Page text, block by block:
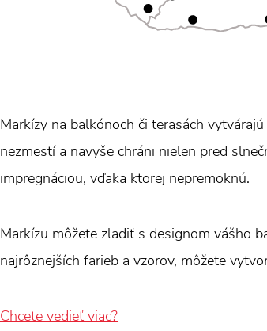
Markízy na balkónoch či terasách
nezmestí a navyše chráni nielen pred
impregnáciou, vďaka ktorej nepremoknú.
Markízu môžete zladiť s designom vášho
najrôznejších farieb a vzorov, môžete
Chcete vedieť viac?